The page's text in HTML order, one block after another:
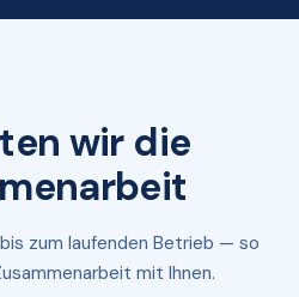
wir die
zum laufenden Betrieb — so
mit Ihnen.